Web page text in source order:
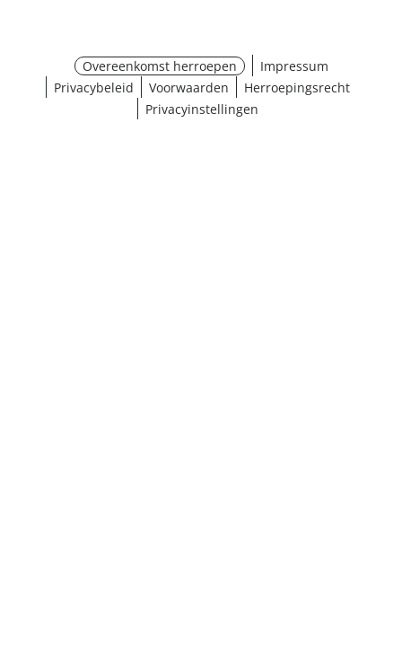
Overeenkomst herroepen
Impressum
Privacybeleid
Voorwaarden
Herroepingsrecht
Privacyinstellingen